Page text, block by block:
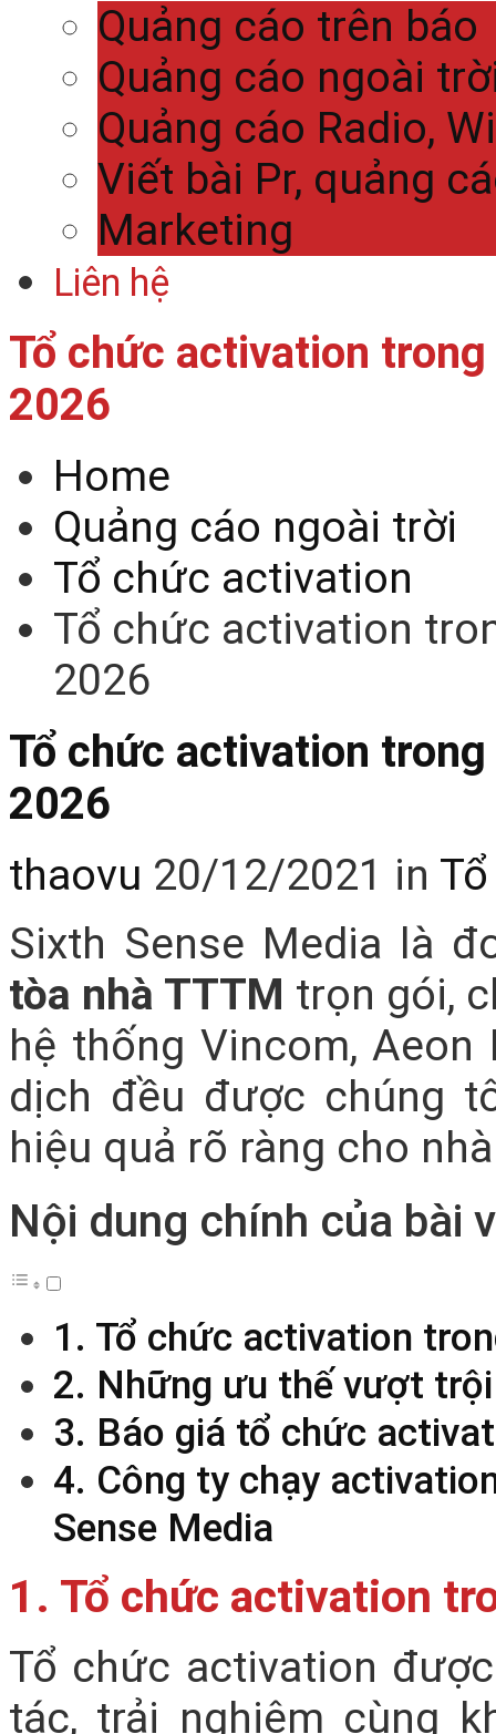
Quảng cáo trên báo
Quảng cáo ngoài
Quảng cáo Radio,
Viết bài Pr, quảng
Marketing
Liên hệ
Tổ chức activation
2026
Home
Quảng cáo ngoài trời
Tổ chức activation
Tổ chức activation
2026
Tổ chức activation
2026
thaovu 20/12/2021 in
Sixth Sense Media là
tòa nhà TTTM trọn gói,
hệ thống Vincom,
dịch đều được chúng
hiệu quả rõ ràng cho
Nội dung chính của bài
1. Tổ chức activation
2. Những ưu thế vượt
3. Báo giá tổ chức
4. Công ty chạy
Sense Media
1. Tổ chức activation
Tổ chức activation
tác, trải nghiệm cùng